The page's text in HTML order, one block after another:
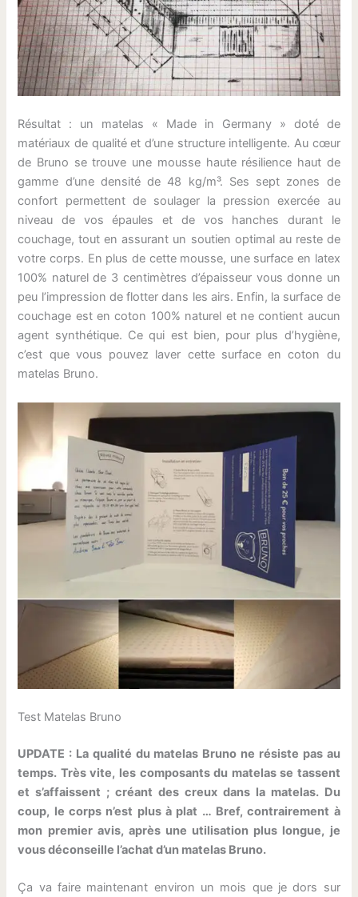
Résultat : un matelas « Made in Germany » doté de
matériaux de qualité et d’une structure intelligente. Au cœur
de Bruno se trouve une mousse haute résilience haut de
gamme d’une densité de 48 kg/m³. Ses sept zones de
confort permettent de soulager la pression exercée au
niveau de vos épaules et de vos hanches durant le
couchage, tout en assurant un soutien optimal au reste de
votre corps. En plus de cette mousse, une surface en latex
100% naturel de 3 centimètres d’épaisseur vous donne un
peu l’impression de flotter dans les airs. Enfin, la surface de
couchage est en coton 100% naturel et ne contient aucun
agent synthétique. Ce qui est bien, pour plus d’hygiène,
c’est que vous pouvez laver cette surface en coton du
matelas Bruno.
Test Matelas Bruno
UPDATE : La qualité du matelas Bruno ne résiste pas au
temps. Très vite, les composants du matelas se tassent
et s’affaissent ; créant des creux dans la matelas. Du
coup, le corps n’est plus à plat … Bref, contrairement à
mon premier avis, après une utilisation plus longue, je
vous déconseille l’achat d’un matelas Bruno.
Ça va faire maintenant environ un mois que je dors sur